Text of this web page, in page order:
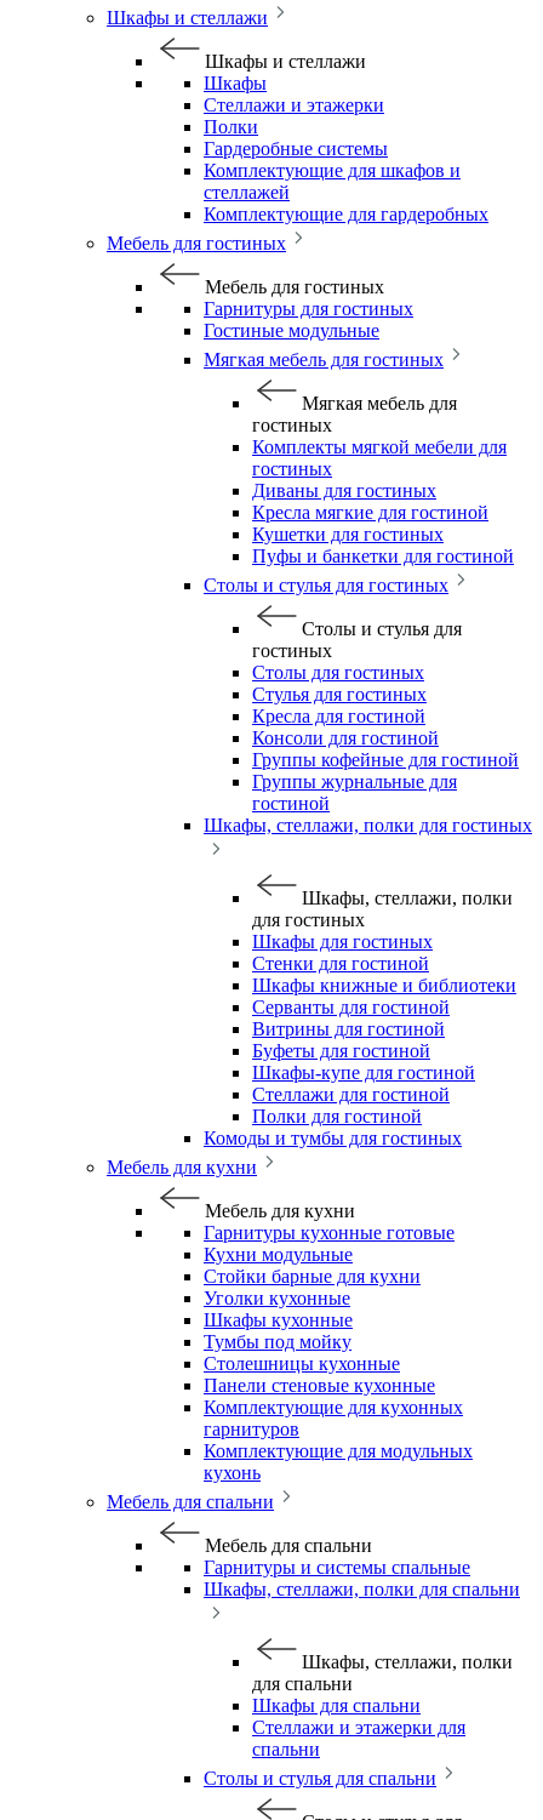
Шкафы и стеллажи
Шкафы и стеллажи
Шкафы
Стеллажи и этажерки
Полки
Гардеробные системы
Комплектующие для шкафов и
стеллажей
Комплектующие для гардеробных
Мебель для гостиных
Мебель для гостиных
Гарнитуры для гостиных
Гостиные модульные
Мягкая мебель для гостиных
Мягкая мебель для
гостиных
Комплекты мягкой мебели для
гостиных
Диваны для гостиных
Кресла мягкие для гостиной
Кушетки для гостиных
Пуфы и банкетки для гостиной
Столы и стулья для гостиных
Столы и стулья для
гостиных
Столы для гостиных
Стулья для гостиных
Кресла для гостиной
Консоли для гостиной
Группы кофейные для гостиной
Группы журнальные для
гостиной
Шкафы, стеллажи, полки для гостиных
Шкафы, стеллажи, полки
для гостиных
Шкафы для гостиных
Стенки для гостиной
Шкафы книжные и библиотеки
Серванты для гостиной
Витрины для гостиной
Буфеты для гостиной
Шкафы-купе для гостиной
Стеллажи для гостиной
Полки для гостиной
Комоды и тумбы для гостиных
Мебель для кухни
Мебель для кухни
Гарнитуры кухонные готовые
Кухни модульные
Стойки барные для кухни
Уголки кухонные
Шкафы кухонные
Тумбы под мойку
Столешницы кухонные
Панели стеновые кухонные
Комплектующие для кухонных
гарнитуров
Комплектующие для модульных
кухонь
Мебель для спальни
Мебель для спальни
Гарнитуры и системы спальные
Шкафы, стеллажи, полки для спальни
Шкафы, стеллажи, полки
для спальни
Шкафы для спальни
Стеллажи и этажерки для
спальни
Столы и стулья для спальни